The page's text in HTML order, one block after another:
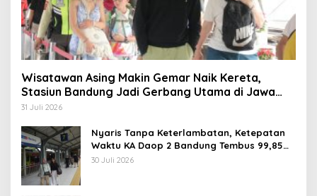
Wisatawan Asing Makin Gemar Naik Kereta,
Stasiun Bandung Jadi Gerbang Utama di Jawa
Barat
31 Juli 2026
Nyaris Tanpa Keterlambatan, Ketepatan
Waktu KA Daop 2 Bandung Tembus 99,85
Persen
30 Juli 2026